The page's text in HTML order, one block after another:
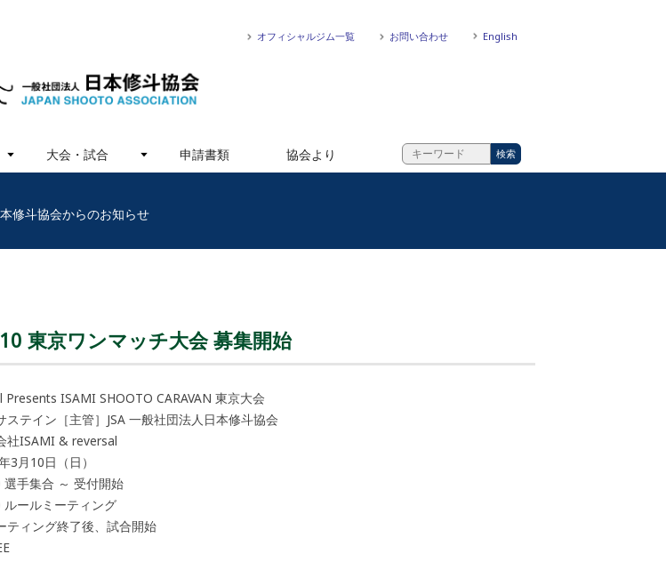
オフィシャルジム一覧 お問い合わせ English
大会・試合 申請書類 協会より
修斗協会からのお知らせ
東京ワンマッチ大会 募集開始
Presents ISAMI SHOOTO CARAVAN 東京大会
ステイン［主管］JSA 一般社団法人日本修斗協会
社ISAMI & reversal
3月10日（日）
合 ～ 受付開始
ミーティング
終了後、試合開始